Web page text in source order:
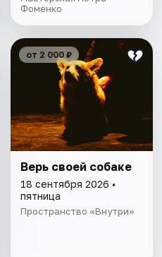
Фоменко
от 2 000 ₽
Верь своей собаке
18 сентября 2026 •
пятница
Пространство «Внутри»